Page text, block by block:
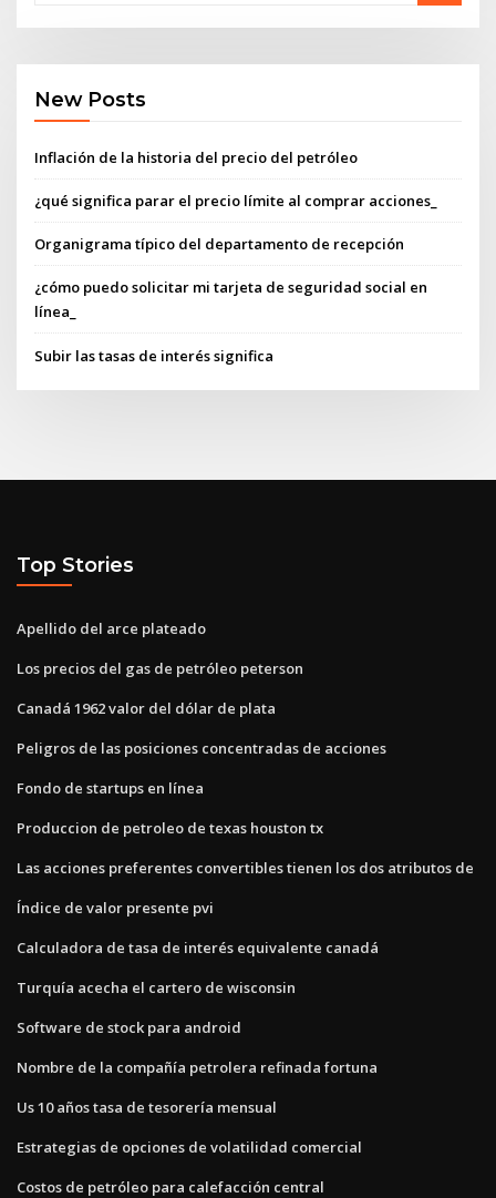
New Posts
Inflación de la historia del precio del petróleo
¿qué significa parar el precio límite al comprar acciones_
Organigrama típico del departamento de recepción
¿cómo puedo solicitar mi tarjeta de seguridad social en
línea_
Subir las tasas de interés significa
Top Stories
Apellido del arce plateado
Los precios del gas de petróleo peterson
Canadá 1962 valor del dólar de plata
Peligros de las posiciones concentradas de acciones
Fondo de startups en línea
Produccion de petroleo de texas houston tx
Las acciones preferentes convertibles tienen los dos atributos de
Índice de valor presente pvi
Calculadora de tasa de interés equivalente canadá
Turquía acecha el cartero de wisconsin
Software de stock para android
Nombre de la compañía petrolera refinada fortuna
Us 10 años tasa de tesorería mensual
Estrategias de opciones de volatilidad comercial
Costos de petróleo para calefacción central